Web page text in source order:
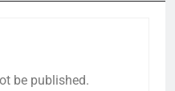
be published.